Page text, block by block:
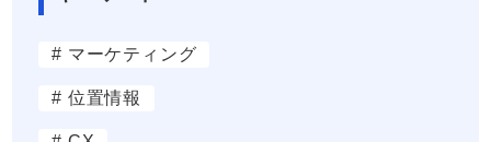
# マーケティング
# 位置情報